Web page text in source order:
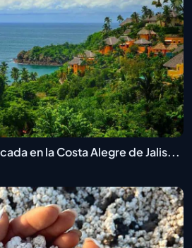
en la Costa Alegre de Jalis...